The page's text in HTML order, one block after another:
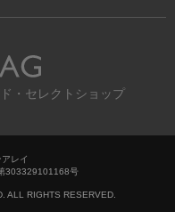
・セレクトショップ
レイ
303329101168号
ALL RIGHTS RESERVED.